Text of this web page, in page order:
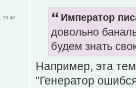
Император
довольно
будем знать
Например, эта
"Генератор
20:42